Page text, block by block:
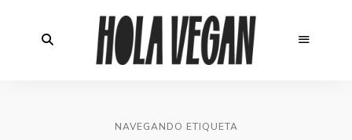
NAVEGANDO ETIQUETA